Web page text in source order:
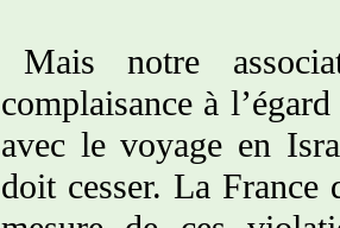
Mais notre
complaisance à
avec le voyage en
doit cesser. La France